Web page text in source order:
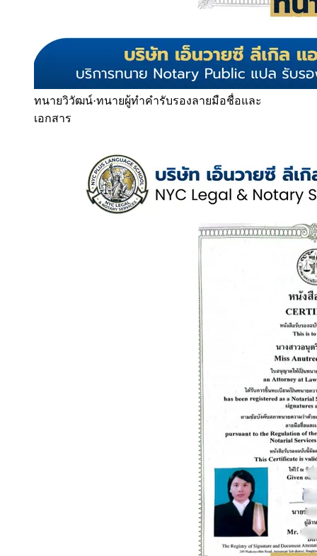
ทนายวิวัฒน์·ทนายผู้ทำคำรับรองลายมือชื่อและ
เอกสาร